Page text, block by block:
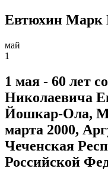
Евтюхин Марк
май
1
1 мая - 60 лет
Николаевича
Йошкар-Ола,
марта 2000,
Чеченская
Российской